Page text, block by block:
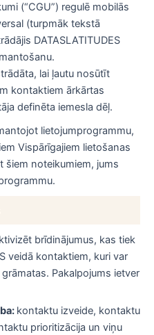
(“CGU”) regulē mobilās
(turpmāk tekstā
DATASLATITUDES
lai ļautu nosūtīt
kontaktiem ārkārtas
definēta iemesla dēļ.
lietojumprogrammu,
Vispārīgajiem lietošanas
šiem noteikumiem, jums
brīdinājumus, kas tiek
veidā kontaktiem, kuri var
Pakalpojums ietver
kontaktu izveide, kontaktu
prioritizācija un viņu